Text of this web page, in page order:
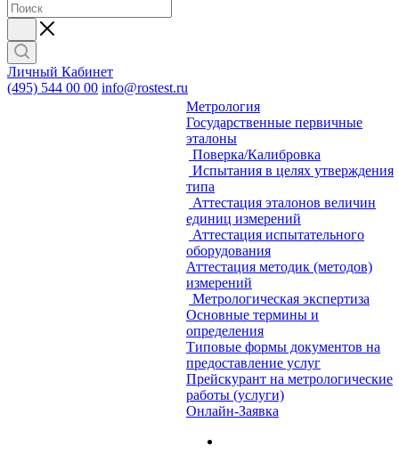
Личный Кабинет
(495) 544 00 00 info@rostest.ru
Метрология
Государственные первичные
эталоны
Поверка/Калибровка
Испытания в целях утверждения
типа
Аттестация эталонов величин
единиц измерений
Аттестация испытательного
оборудования
Аттестация методик (методов)
измерений
Метрологическая экспертиза
Основные термины и
определения
Типовые формы документов на
предоставление услуг
Прейскурант на метрологические
работы (услуги)
Онлайн-Заявка